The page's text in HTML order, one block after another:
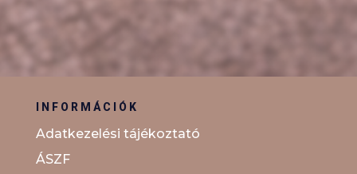
INFORMÁCIÓK
Adatkezelési tájékoztató
ÁSZF